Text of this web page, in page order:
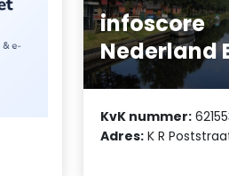
infoscore
Nederland
KvK nummer:
Adres: K R